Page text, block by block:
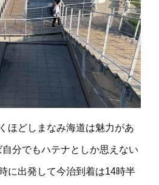
ほどしまなみ海道は魅力があ
分でもハテナとしか思えない
に出発して今治到着は14時半